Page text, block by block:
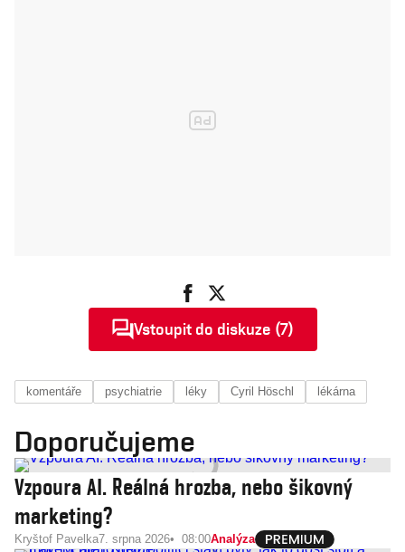
Vstoupit do diskuze (7)
komentáře psychiatrie léky Cyril Höschl lékárna
Doporučujeme
Vzpoura AI. Reálná hrozba, nebo šikovný
marketing?
Kryštof Pavelka7. srpna 2026 08:00Analýza